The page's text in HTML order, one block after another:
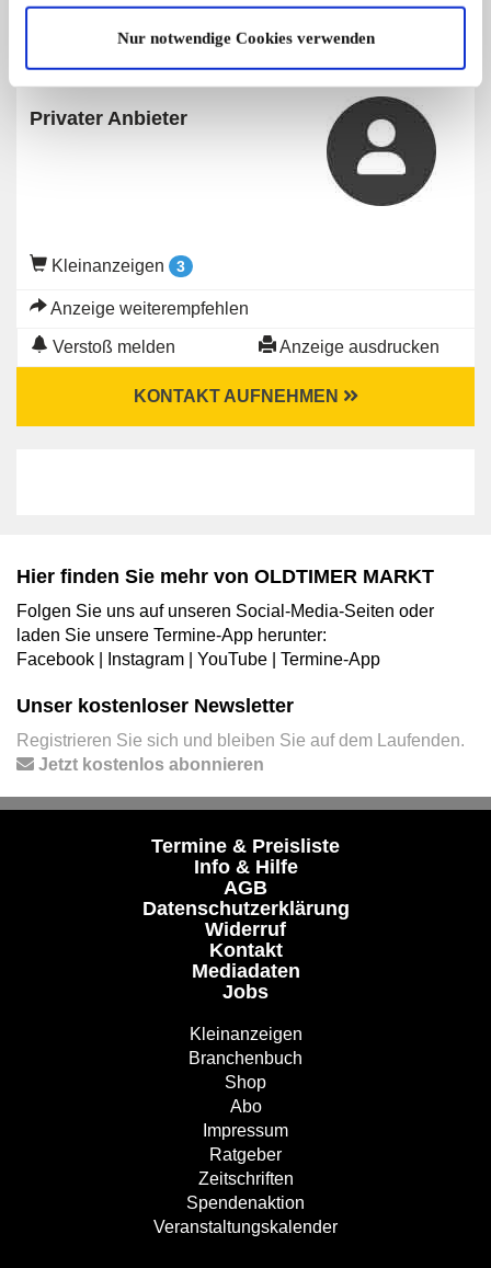
Nur notwendige Cookies verwenden
0 x gemerkt
Gesuch von
Privater Anbieter
Kleinanzeigen 3
Anzeige weiterempfehlen
Verstoß melden Anzeige ausdrucken
KONTAKT AUFNEHMEN
Hier finden Sie mehr von OLDTIMER MARKT
Folgen Sie uns auf unseren Social-Media-Seiten oder
laden Sie unsere Termine-App herunter:
Facebook
Instagram YouTube Termine-App
Unser kostenloser Newsletter
Registrieren Sie sich und bleiben Sie auf dem Laufenden.
Jetzt kostenlos abonnieren
Termine & Preisliste
Info & Hilfe
AGB
Datenschutzerklärung
Widerruf
Kontakt
Mediadaten
Jobs
Kleinanzeigen
Branchenbuch
Shop
Abo
Impressum
Ratgeber
Zeitschriften
Spendenaktion
Veranstaltungskalender